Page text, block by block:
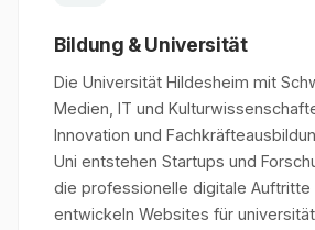
Bildung & Universität
Die Universität Hildesheim mit
Medien, IT und
Innovation und
Uni entstehen Startups und
die professionelle digitale Auftritte
entwickeln Websites für